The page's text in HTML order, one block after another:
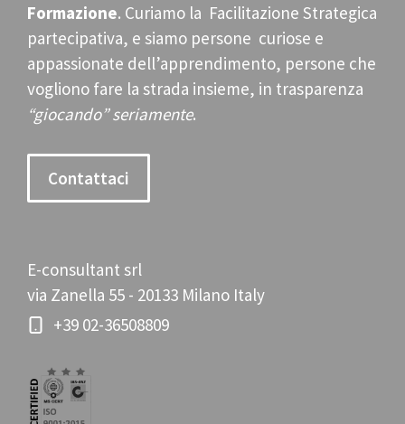
Formazione. Curiamo la Facilitazione Strategica
partecipativa, e siamo persone curiose e
appassionate dell’apprendimento, persone che
vogliono fare la strada insieme, in trasparenza
“giocando” seriamente.
Contattaci
E-consultant srl
via Zanella 55 - 20133 Milano Italy
+39 02-36508809